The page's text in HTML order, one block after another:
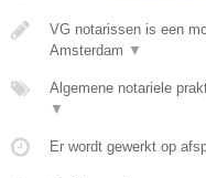
VG notarissen is een
Amsterdam ▼
Algemene notariele
▼
Er wordt gewerkt op